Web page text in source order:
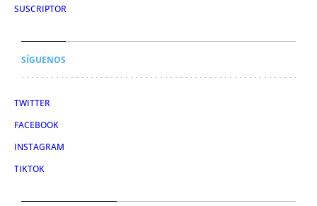
SUSCRIPTOR
SÍGUENOS
TWITTER
FACEBOOK
INSTAGRAM
TIKTOK